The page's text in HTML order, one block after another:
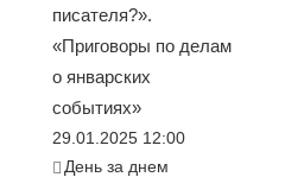
писателя?».
«Приговоры по делам
о январских
событиях»
29.01.2025 12:00
День за днем